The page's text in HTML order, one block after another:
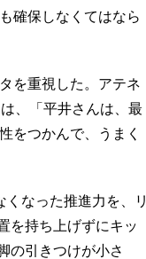
確保しなくてはなら
を重視した。アテネ
、「平井さんは、最
をつかんで、うまく
なった推進力を、リ
を持ち上げずにキッ
の引きつけが小さ